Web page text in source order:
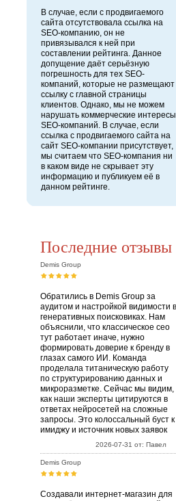
В случае, если с продвигаемого
сайта отсутствовала ссылка на
SEO-компанию, он не
привязывался к ней при
составлении рейтинга. Данное
допущение даёт серьёзную
погрешность для тех SEO-
компаний, которые не размещают
ссылку с главной страницы
клиентов. Однако, мы не можем
нарушать коммерческие интересы
SEO-компаний. В случае, если
ссылка с продвигаемого сайта на
сайт SEO-компании присутствует,
мы считаем что SEO-компания ни
в каком виде не скрывает эту
информацию и публикуем её в
данном рейтинге.
Последние отзывы
Demis Group
Обратились в Demis Group за
аудитом и настройкой видимости в
генеративных поисковиках. Нам
объяснили, что классическое сео
тут работает иначе, нужно
формировать доверие к бренду в
глазах самого ИИ. Команда
проделала титаническую работу
по структурированию данных и
микроразметке. Сейчас мы видим,
как наши эксперты цитируются в
ответах нейросетей на сложные
запросы. Это колоссальный буст к
имиджу и источник новых заявок
2026-07-31 от: Павел
Demis Group
Создавали интернет-магазин для